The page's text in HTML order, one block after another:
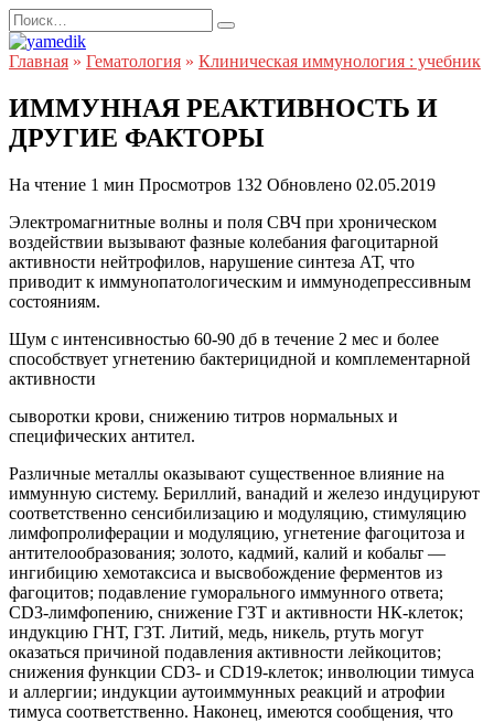
Перейти
к
содержанию
Search
for:
Главная » Гематология » Клиническая иммунология : учебник
ИММУННАЯ РЕАКТИВНОСТЬ И
ДРУГИЕ ФАКТОРЫ
На чтение 1 мин Просмотров 132 Обновлено 02.05.2019
Электромагнитные волны и поля СВЧ при хроническом
воздействии вызывают фазные колебания фагоцитарной
активности нейтрофилов, нарушение синтеза АТ, что
приводит к иммунопатологическим и иммунодепрессивным
состояниям.
Шум с интенсивностью 60-90 дб в течение 2 мес и более
способствует угнетению бактерицидной и комплементарной
активности
сыворотки крови, снижению титров нормальных и
специфических антител.
Различные металлы оказывают существенное влияние на
иммунную систему. Бериллий, ванадий и железо индуцируют
соответственно сенсибилизацию и модуляцию, стимуляцию
лимфопролиферации и модуляцию, угнетение фагоцитоза и
антителообразования; золото, кадмий, калий и кобальт —
ингибицию хемотаксиса и высвобождение ферментов из
фагоцитов; подавление гуморального иммунного ответа;
CD3-лимфопению, снижение ГЗТ и активности НК-клеток;
индукцию ГНТ, ГЗТ. Литий, медь, никель, ртуть могут
оказаться причиной подавления активности лейкоцитов;
снижения функции CD3- и CD19-клеток; инволюции тимуса
и аллергии; индукции аутоиммунных реакций и атрофии
тимуса соответственно. Наконец, имеются сообщения, что